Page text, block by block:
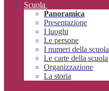
Scuola
Panoramica
Presentazione
I luoghi
Le persone
I numeri della scuola
Le carte della scuola
Organizzazione
La storia